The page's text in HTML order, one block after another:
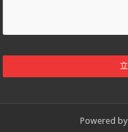
Powered by